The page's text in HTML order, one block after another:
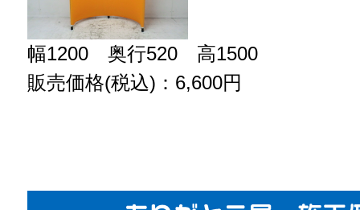
幅1200 奥行520 高1500
販売価格(税込)：6,600円